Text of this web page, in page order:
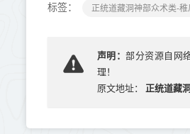
标签： 正统道藏洞神部众术类-
声明：部分资源自网
理！
原文地址：
正统道藏